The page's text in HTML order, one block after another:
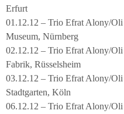
Erfurt
01.12.12 – Trio Efrat Alony/
Museum, Nürnberg
02.12.12 – Trio Efrat Alony/
Fabrik, Rüsselsheim
03.12.12 – Trio Efrat Alony/
Stadtgarten, Köln
06.12.12 – Trio Efrat Alony/